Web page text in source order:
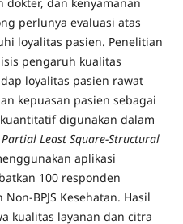
perlunya evaluasi atas
loyalitas pasien. Penelitian
pengaruh kualitas
loyalitas pasien rawat
kepuasan pasien sebagai
digunakan dalam
Partial Least Square-Structural
aplikasi
100 responden
BPJS Kesehatan. Hasil
kualitas layanan dan citra